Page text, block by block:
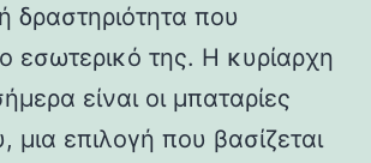
δραστηριότητα που
εσωτερικό της. Η κυρίαρχη
είναι οι μπαταρίες
μια επιλογή που βασίζεται